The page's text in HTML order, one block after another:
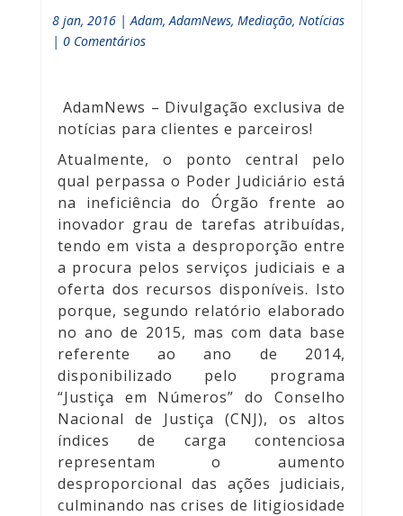
8 jan, 2016 |Adam,AdamNews,Mediação,Notícias
|0 Comentários
AdamNews – Divulgação exclusiva de
notícias para clientes e parceiros!
Atualmente, o ponto central pelo
qual perpassa o Poder Judiciário está
na ineficiência do Órgão frente ao
inovador grau de tarefas atribuídas,
tendo em vista a desproporção entre
a procura pelos serviços judiciais e a
oferta dos recursos disponíveis. Isto
porque, segundo relatório elaborado
no ano de 2015, mas com data base
referente ao ano de 2014,
disponibilizado pelo programa
“Justiça em Números” do Conselho
Nacional de Justiça (CNJ), os altos
índices de carga contenciosa
representam o aumento
desproporcional das ações judiciais,
culminando nas crises de litigiosidade